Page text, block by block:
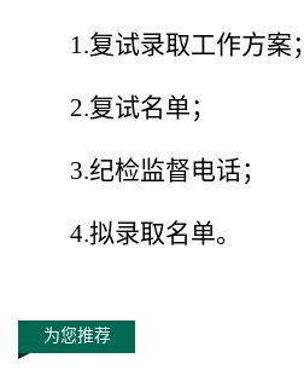
1.复试录取工作方案；
2.复试名单；
3.纪检监督电话；
4.拟录取名单。
为您推荐